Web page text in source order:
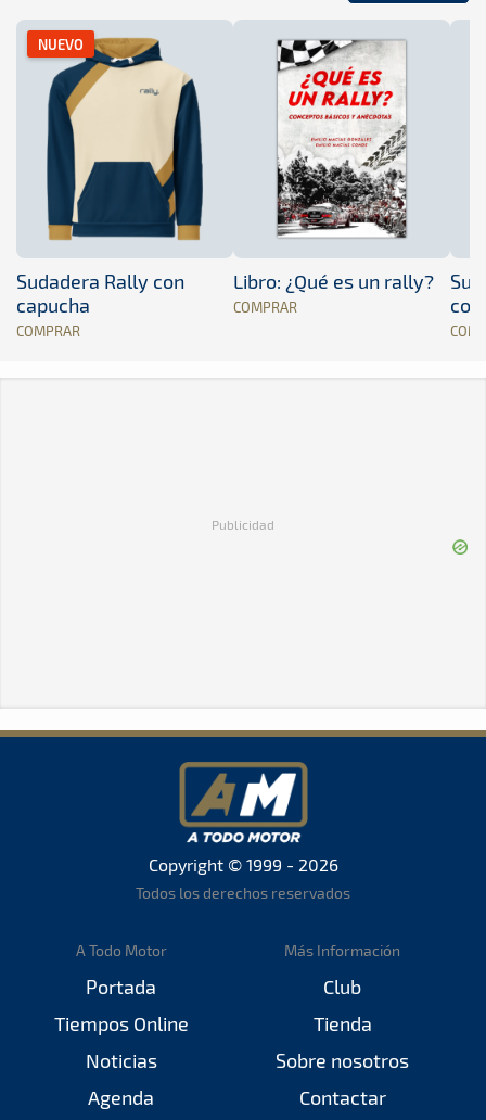
NUEVO
Sudadera Rally con
capucha
COMPRAR
Libro: ¿Qué es un rally?
COMPRAR
Publicidad
Copyright © 1999 - 2026
Todos los derechos reservados
A Todo Motor
Portada
Tiempos Online
Noticias
Agenda
Más Información
Club
Tienda
Sobre nosotros
Contactar